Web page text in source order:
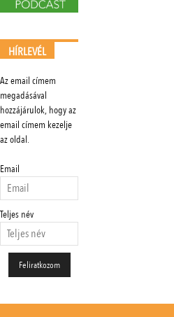
HÍRLEVÉL
Az email címem
megadásával
hozzájárulok, hogy az
email címem kezelje
az oldal.
Email
Teljes név